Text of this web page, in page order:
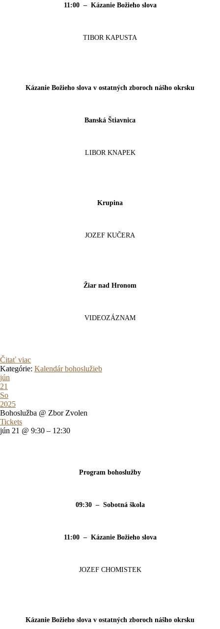
11:00 – Kázanie Božieho slova
TIBOR KAPUSTA
Kázanie Božieho slova v ostatných zboroch nášho okrsku
Banská Štiavnica
LIBOR KNAPEK
Krupina
JOZEF KUČERA
Žiar nad Hronom
VIDEOZÁZNAM
Čitať viac
Kategórie: Kalendár bohoslužieb
jún
21
So
2025
Bohoslužba @ Zbor Zvolen
Tickets
jún 21 @ 9:30 – 12:30
Program bohoslužby
09:30 – Sobotná škola
11:00 – Kázanie Božieho slova
JOZEF CHOMISTEK
Kázanie Božieho slova v ostatných zboroch nášho okrsku